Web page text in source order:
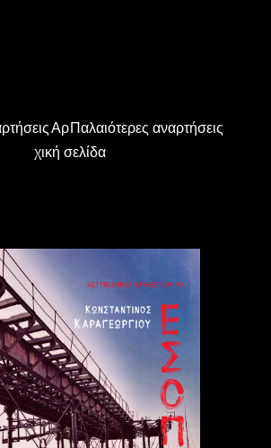
Παλαιότερες αναρτήσεις
Αρ
χική σελίδα